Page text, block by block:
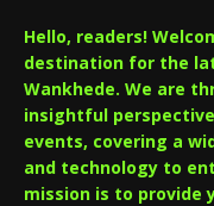
Hello, readers!
destination for the
Wankhede. We are
insightful
events, covering a
and technology to
mission is to provide